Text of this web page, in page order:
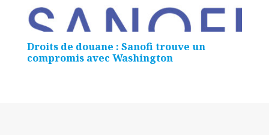
Droits de douane : Sanofi trouve un
compromis avec Washington